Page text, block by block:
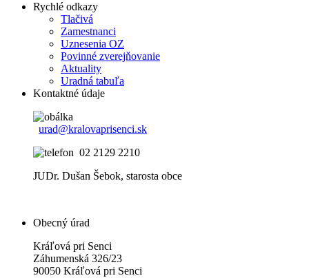
Rychlé odkazy
Tlačivá
Zamestnanci
Uznesenia OZ
Povinné zverejňovanie
Aktuality
Uradná tabuľa
Kontaktné údaje
urad@kralovaprisenci.sk
02 2129 2210
JUDr. Dušan Šebok, starosta obce
Obecný úrad
Kráľová pri Senci
Záhumenská 326/23
90050 Kráľová pri Senci